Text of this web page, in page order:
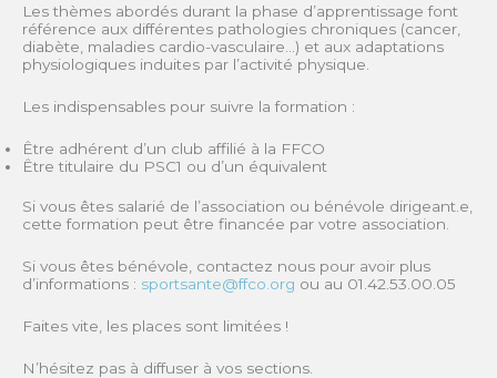
Les thèmes abordés durant la phase d’apprentissage font
référence aux différentes pathologies chroniques (cancer,
diabète, maladies cardio-vasculaire…) et aux adaptations
physiologiques induites par l’activité physique.
Les indispensables pour suivre la formation :
Être adhérent d’un club affilié à la FFCO
Être titulaire du PSC1 ou d’un équivalent
Si vous êtes salarié de l’association ou bénévole dirigeant.e,
cette formation peut être financée par votre association.
Si vous êtes bénévole, contactez nous pour avoir plus
d’informations : sportsante@ffco.org ou au 01.42.53.00.05
Faites vite, les places sont limitées !
N’hésitez pas à diffuser à vos sections.